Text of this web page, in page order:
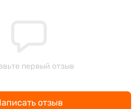
первый отзыв
отзыв